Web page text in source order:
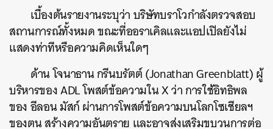
เบื้องต้นรายงานระบุว่า บริษัทบราโวกำลังตรวจสอบ
สถานการณ์ทั้งหมด ขณะที่ออราเคิลและแอปเปิลยังไม่
แสดงท่าทีหรือความคิดเห็นใดๆ
ด้าน โจนาธาน กรีนบรัตต์ (Jonathan Greenblatt) ผู้
บริหารของ ADL โพสต์ข้อความใน X ว่า การใช้อิทธิพล
ของ อีลอน มัสก์ ผ่านการโพสต์ข้อความบนโลกโซเชียลฯ
ของตน สร้างความอันตราย และอาจส่งเสริมขบวนการต่อ